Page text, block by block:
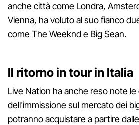
anche città come Londra,
Vienna, ha voluto al suo fianco
come The Weeknd e Big Sean.
Il ritorno in tour in Italia
Live Nation ha anche reso note le
dell'immissione sul mercato dei
potranno acquistare a partire